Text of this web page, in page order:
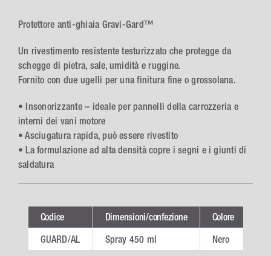
Protettore anti-ghiaia Gravi-Gard™
Un rivestimento resistente testurizzato che protegge da
schegge di pietra, sale, umidità e ruggine.
Fornito con due ugelli per una finitura fine o grossolana.
• Insonorizzante – ideale per pannelli della carrozzeria e
interni dei vani motore
• Asciugatura rapida, può essere rivestito
• La formulazione ad alta densità copre i segni e i giunti di
saldatura
Codice Dimensioni/confezione Colore
GUARD/AL Spray 450 ml Nero